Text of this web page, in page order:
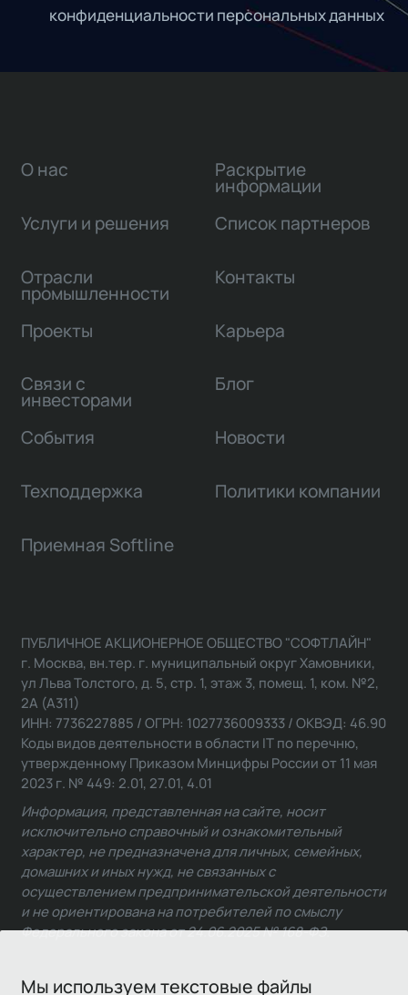
конфиденциальности персональных данных
Мы используем текстовые файлы
О нас
Услуги и решения
Отрасли
промышленности
Проекты
Связи с
инвесторами
Раскрытие
информации
Список партнеров
Контакты
Карьера
Блог
События Новости
Техподдержка Политики компании
Приемная Softline
ПУБЛИЧНОЕ АКЦИОНЕРНОЕ ОБЩЕСТВО "СОФТЛАЙН"
г. Москва, вн.тер. г. муниципальный округ Хамовники,
ул Льва Толстого, д. 5, стр. 1, этаж 3, помещ. 1, ком. №2,
2А (А311)
ИНН: 7736227885 / ОГРН: 1027736009333 / ОКВЭД: 46.90
Коды видов деятельности в области IT по перечню,
утвержденному Приказом Минцифры России от 11 мая
2023 г. № 449: 2.01, 27.01, 4.01
Информация, представленная на сайте, носит
исключительно справочный и ознакомительный
характер, не предназначена для личных, семейных,
домашних и иных нужд, не связанных с
осуществлением предпринимательской деятельности
и не ориентирована на потребителей по смыслу
Федерального закона от 24.06.2025 № 168-ФЗ.